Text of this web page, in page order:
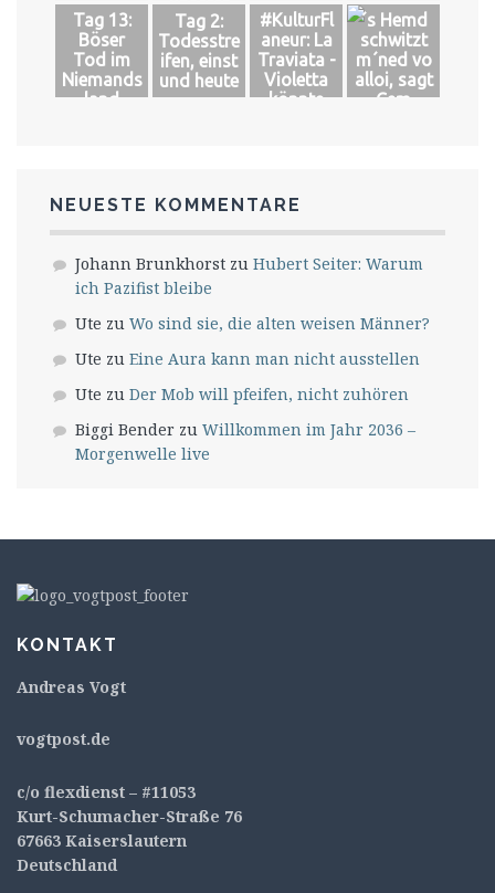
Welt
Tag 13:
Böser
Tod im
Niemands
land
Tag 2:
Todesstre
ifen, einst
und heute
#KulturFl
aneur: La
Traviata -
Violetta
könnte
´s Hemd
schwitzt
m´ned vo
alloi, sagt
Cem
NEUESTE KOMMENTARE
Johann Brunkhorst zu Hubert Seiter: Warum
ich Pazifist bleibe
Ute zu Wo sind sie, die alten weisen Männer?
Ute zu Eine Aura kann man nicht ausstellen
Ute zu Der Mob will pfeifen, nicht zuhören
Biggi Bender zu Willkommen im Jahr 2036 –
Morgenwelle live
KONTAKT
Andreas Vogt
vogtpost.de
c/o flexdienst – #11053
Kurt-Schumacher-Straße 76
67663 Kaiserslautern
Deutschland